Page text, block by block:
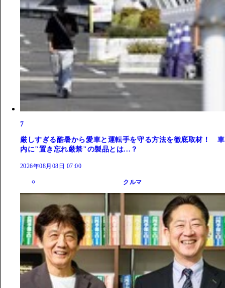
7
厳しすぎる酷暑から愛車と運転手を守る方法を徹底取材！ 車
内に"置き忘れ厳禁"の製品とは...？
2026年08月08日 07:00
クルマ